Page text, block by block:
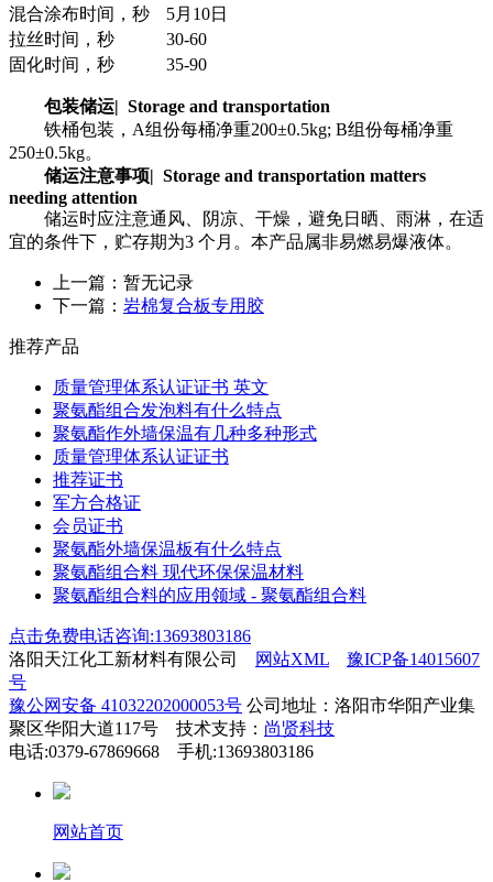
混合涂布时间，秒
5月10日
拉丝时间，秒
30-60
固化时间，秒
35-90
包装储运| Storage and transportation
铁桶包装，A组份每桶净重200±0.5kg; B组份每桶净重
250±0.5kg。
储运注意事项| Storage and transportation matters
needing attention
储运时应注意通风、阴凉、干燥，避免日晒、雨淋，在适
宜的条件下，贮存期为3 个月。本产品属非易燃易爆液体。
上一篇：暂无记录
下一篇： 岩棉复合板专用胶
推荐产品
质量管理体系认证证书 英文
聚氨酯组合发泡料有什么特点
聚氨酯作外墙保温有几种多种形式
质量管理体系认证证书
推荐证书
军方合格证
会员证书
聚氨酯外墙保温板有什么特点
聚氨酯组合料 现代环保保温材料
聚氨酯组合料的应用领域 - 聚氨酯组合料
点击免费电话咨询:13693803186
洛阳天江化工新材料有限公司
网站XML
豫ICP备14015607
号
豫公网安备 41032202000053号 公司地址：洛阳市华阳产业集
聚区华阳大道117号 技术支持： 尚贤科技
电话:0379-67869668 手机:13693803186
网站首页